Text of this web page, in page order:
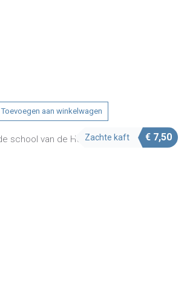
Toevoegen aan winkelwagen
Zachte kaft € 7,50